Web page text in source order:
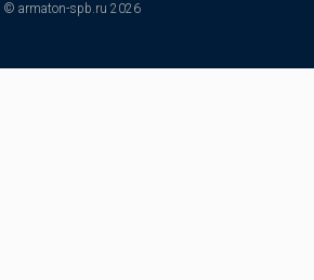
© armaton-spb.ru 2026